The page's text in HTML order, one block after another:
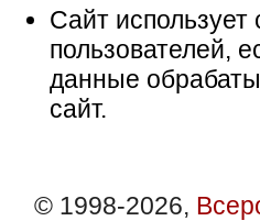
Сайт
пользователей,
данные
сайт.
© 1998-2026,